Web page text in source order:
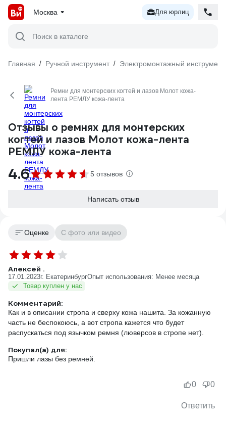
Москва Для юрлиц
Поиск в каталоге
Главная / Ручной инструмент / Электромонтажный инструмент
Ремни для монтерских когтей и лазов Молот кожа-
лента РЕМЛУ кожа-лента
Отзывы о ремнях для монтерских
когтей и лазов Молот кожа-лента
РЕМЛУ кожа-лента
4.6 5 отзывов
Написать отзыв
Оценке С фото или видео
Алексей .
17.01.2023г. ЕкатеринбургОпыт использования: Менее месяца
Товар куплен у нас
Комментарий:
Как и в описании стропа и сверху кожа нашита. За кожанную
часть не беспокоюсь, а вот стропа кажется что будет
распускаться под язычком ремня (люверсов в стропе нет).
Покупал(а) для:
Пришли лазы без ремней.
Ответить
0 0